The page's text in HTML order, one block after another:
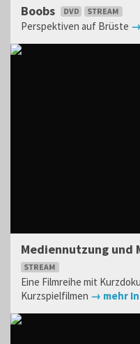
Boobs
Perspektiven auf Brüste
Mediennutzung und
Eine Filmreihe mit
Kurzspielfilmen → mehr